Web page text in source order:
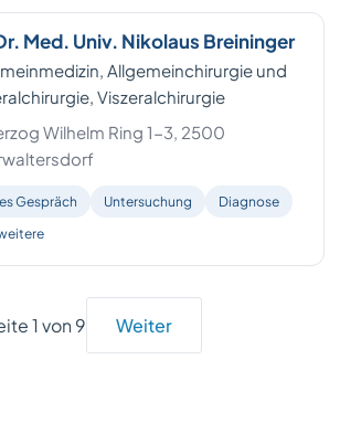
Med. Univ. Nikolaus Breininger
Allgemeinchirurgie und
Viszeralchirurgie
Wilhelm Ring 1-3, 2500
Gespräch Untersuchung
Diagnose
1 von 9 Weiter